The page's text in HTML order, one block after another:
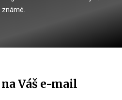
známé.
Váš e-mail